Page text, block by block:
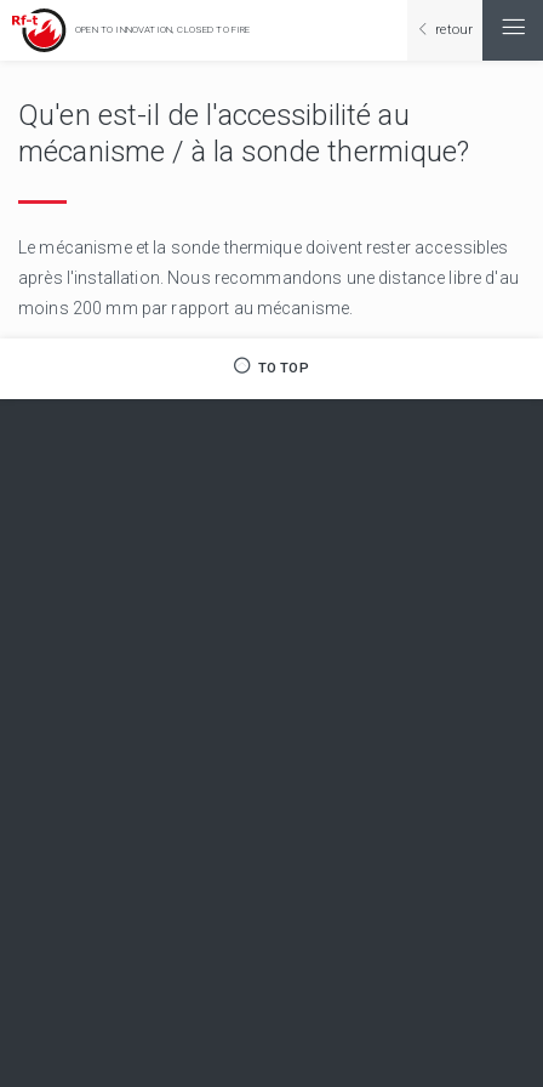
OPEN TO INNOVATION, CLOSED TO FIRE retour
Qu'en est-il de l'accessibilité au
mécanisme / à la sonde thermique?
Le mécanisme et la sonde thermique doivent rester accessibles
après l'installation. Nous recommandons une distance libre d'au
moins 200 mm par rapport au mécanisme.
TO TOP